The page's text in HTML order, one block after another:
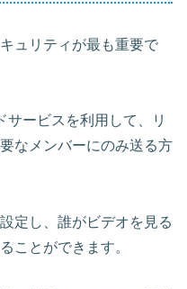
ュリティが最も重要で
ービスを利用して、リ
なメンバーにのみ送る方
定し、誰がビデオを見る
ことができます。